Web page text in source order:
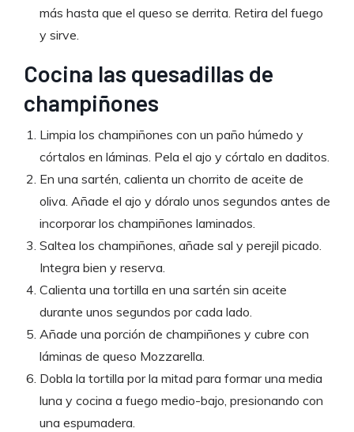
más hasta que el queso se derrita. Retira del fuego
y sirve.
Cocina las quesadillas de
champiñones
Limpia los champiñones con un paño húmedo y
córtalos en láminas. Pela el ajo y córtalo en daditos.
En una sartén, calienta un chorrito de aceite de
oliva. Añade el ajo y dóralo unos segundos antes de
incorporar los champiñones laminados.
Saltea los champiñones, añade sal y perejil picado.
Integra bien y reserva.
Calienta una tortilla en una sartén sin aceite
durante unos segundos por cada lado.
Añade una porción de champiñones y cubre con
láminas de queso Mozzarella.
Dobla la tortilla por la mitad para formar una media
luna y cocina a fuego medio-bajo, presionando con
una espumadera.